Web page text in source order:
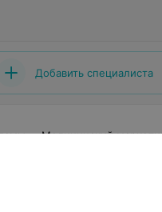
Добавить специалиста
Медицинский